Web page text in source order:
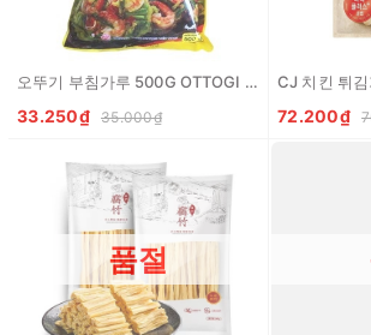
오뚜기 부침가루 500G OTTOGI Bot banh xeo (VN)
33.250₫ 35.000₫ 72.200₫
품절